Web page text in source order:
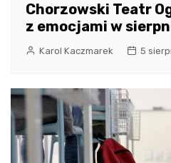
Chorzowski Teatr
z emocjami w
Karol Kaczmarek 5